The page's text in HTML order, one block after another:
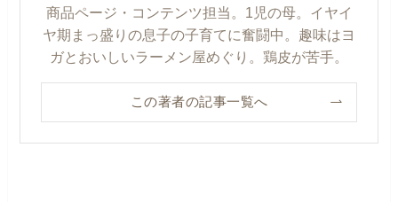
商品ページ・コンテンツ担当。1児の母。イヤイ
ヤ期まっ盛りの息子の子育てに奮闘中。趣味はヨ
ガとおいしいラーメン屋めぐり。鶏皮が苦手。
この著者の記事一覧へ